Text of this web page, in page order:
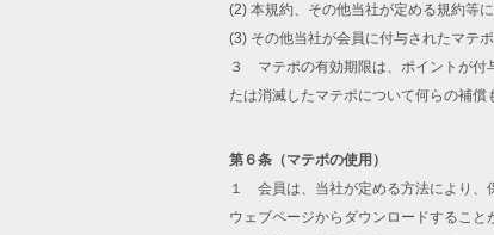
(2) 本規約、その他当社が定める規約等
(3) その他当社が会員に付与されたマテ
３ マテポの有効期限は、ポイントが付
たは消滅したマテポについて何らの補償
第６条（マテポの使用）
１ 会員は、当社が定める方法により、
ウェブページからダウンロードすること